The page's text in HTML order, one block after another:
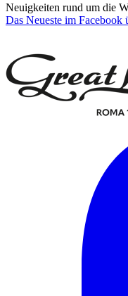
Neuigkeiten rund um die
Das Neueste im